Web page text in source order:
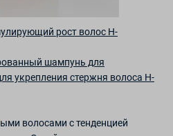
рост волос H-
шампунь для
укрепления стержня волоса H-
волосами с тенденцией